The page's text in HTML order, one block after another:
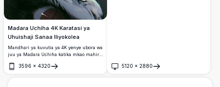
Madara Uchiha 4K Karatasi ya
Uhuishaji Sanaa Iliyokolea
Mandhari ya kuvutia ya 4K yenye ubora wa
juu ya Madara Uchiha katika mkao mahiri
3596 × 4320
Fungua
5120 × 2880
Fungua